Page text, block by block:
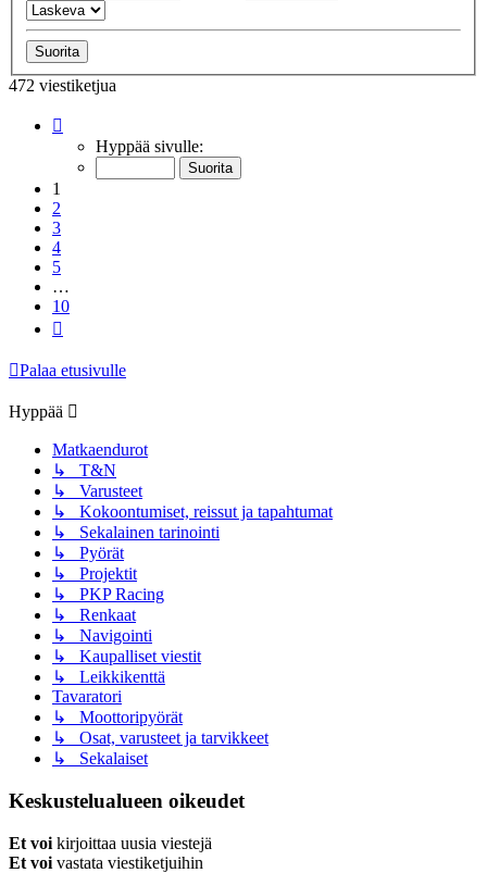
472 viestiketjua
10 Hyppää sivulle:
1
2
3
4
5
…
10
Palaa etusivulle
Hyppää
Matkaendurot
↳ T&N
↳ Varusteet
↳ Kokoontumiset, reissut ja tapahtumat
↳ Sekalainen tarinointi
↳ Pyörät
↳ Projektit
↳ PKP Racing
↳ Renkaat
↳ Navigointi
↳ Kaupalliset viestit
↳ Leikkikenttä
Tavaratori
↳ Moottoripyörät
↳ Osat, varusteet ja tarvikkeet
↳ Sekalaiset
Keskustelualueen oikeudet
Et voi kirjoittaa uusia viestejä
Et voi vastata viestiketjuihin